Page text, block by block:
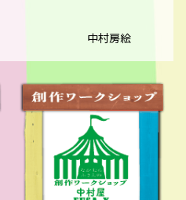
房絵